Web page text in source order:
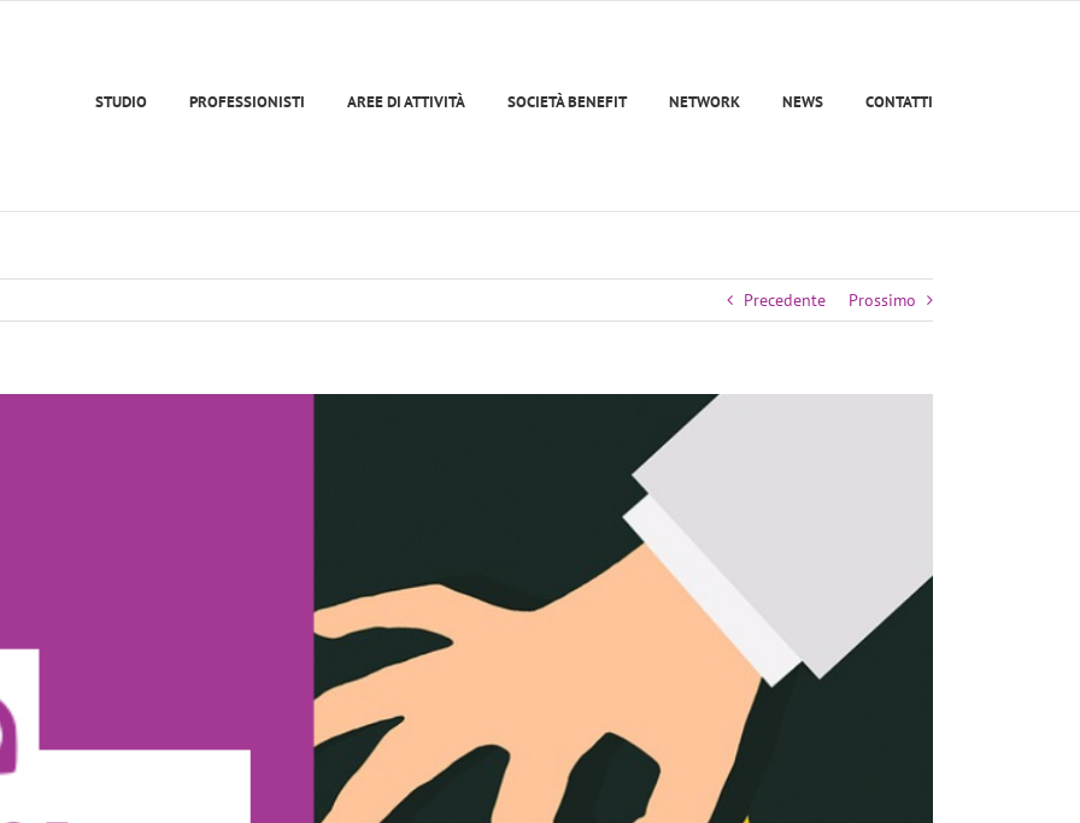
STUDIO PROFESSIONISTI AREE DI ATTIVITÀ SOCIETÀ BENEFIT NETWORK NEWS CONTATTI
Precedente Prossimo